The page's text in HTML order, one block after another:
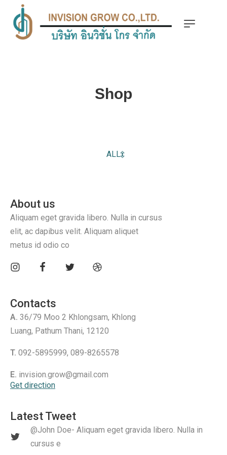
Shop
ALL
About us
Aliquam eget gravida libero. Nulla in cursus
elit, ac dapibus velit. Aliquam aliquet
metus id odio co
Contacts
A. 36/79 Moo 2 Khlongsam, Khlong
Luang, Pathum Thani, 12120
T. 092-5895999, 089-8265578
E. invision.grow@gmail.com
Get direction
Latest Tweet
@John Doe- Aliquam eget gravida libero. Nulla in
cursus e